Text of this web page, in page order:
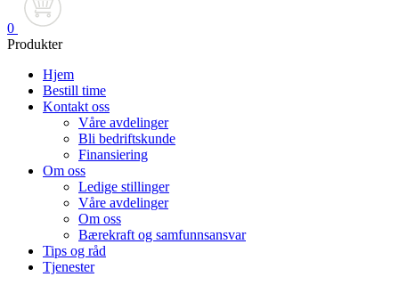
0
Produkter
Hjem
Bestill time
Kontakt oss
Våre avdelinger
Bli bedriftskunde
Finansiering
Om oss
Ledige stillinger
Våre avdelinger
Om oss
Bærekraft og samfunnsansvar
Tips og råd
Tjenester